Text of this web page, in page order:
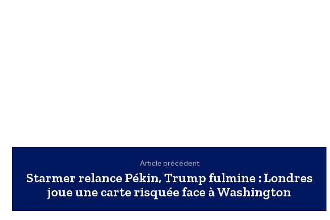
Article précédent
Starmer relance Pékin, Trump fulmine : Londres
joue une carte risquée face à Washington